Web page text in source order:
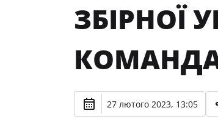
ЗБІРНОЇ
27 лютого 2023, 13:05